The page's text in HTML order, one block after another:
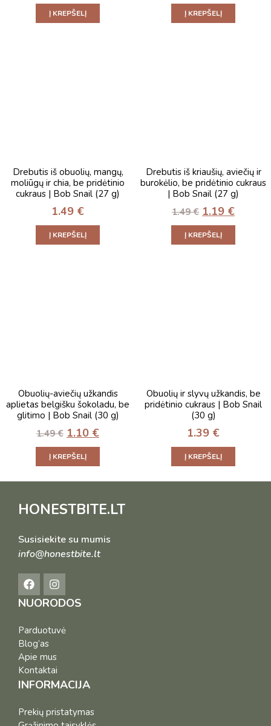
Į KREPŠELĮ Į KREPŠELĮ
Drebutis iš obuolių, mangų,
moliūgų ir chia, be pridėtinio
cukraus | Bob Snail (27 g)
1.49 €
Į KREPŠELĮ
Drebutis iš kriaušių, aviečių ir
burokėlio, be pridėtinio cukraus
| Bob Snail (27 g)
1.49€ 1.19 €
Į KREPŠELĮ
Obuolių-aviečių užkandis
aplietas belgišku šokoladu, be
glitimo | Bob Snail (30 g)
1.49€ 1.10 €
Į KREPŠELĮ
Obuolių ir slyvų užkandis, be
pridėtinio cukraus | Bob Snail
(30 g)
1.39 €
Į KREPŠELĮ
HONESTBITE.LT
Susisiekite su mumis
info@honestbite.lt
NUORODOS
Parduotuvė
Blog’as
Apie mus
Kontaktai
INFORMACIJA
Prekių pristatymas